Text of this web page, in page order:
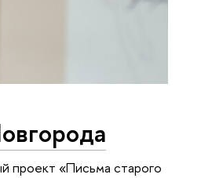
проект «Письма старого